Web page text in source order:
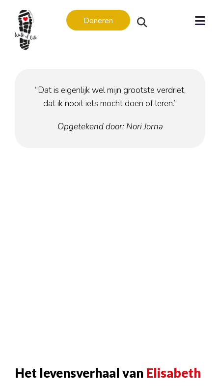
Levensverhalen
Levensverhalen
Gedragscode
Doneren
“Dat is eigenlijk wel mijn grootste verdriet,
dat ik nooit iets mocht doen of leren.”
Opgetekend door: Nori Jorna
Het levensverhaal van Elisabeth